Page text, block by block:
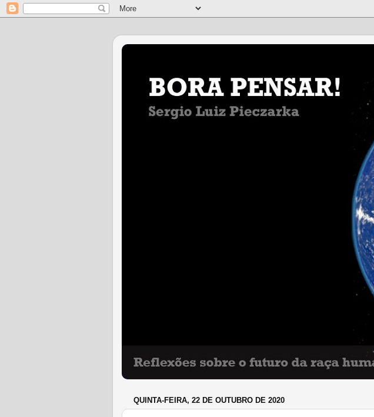
QUINTA-FEIRA, 22 DE OUTUBRO DE 2020